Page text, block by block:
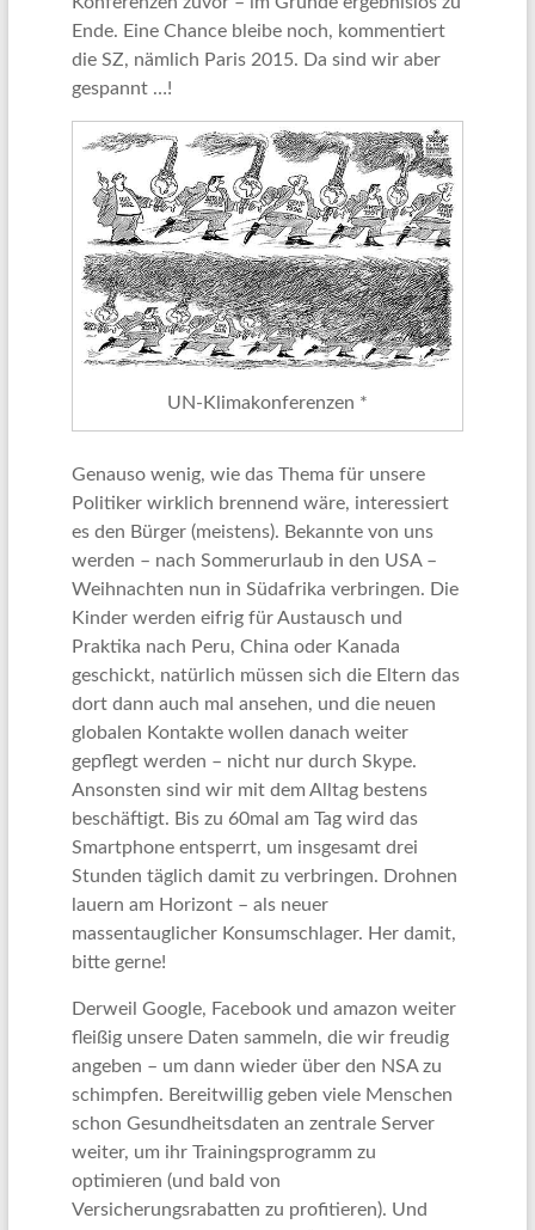
Ende. Eine Chance bleibe noch, kommentiert
die SZ, nämlich Paris 2015. Da sind wir aber
gespannt …!
UN-Klimakonferenzen *
Genauso wenig, wie das Thema für unsere
Politiker wirklich brennend wäre, interessiert
es den Bürger (meistens). Bekannte von uns
werden – nach Sommerurlaub in den USA –
Weihnachten nun in Südafrika verbringen. Die
Kinder werden eifrig für Austausch und
Praktika nach Peru, China oder Kanada
geschickt, natürlich müssen sich die Eltern das
dort dann auch mal ansehen, und die neuen
globalen Kontakte wollen danach weiter
gepflegt werden – nicht nur durch Skype.
Ansonsten sind wir mit dem Alltag bestens
beschäftigt. Bis zu 60mal am Tag wird das
Smartphone entsperrt, um insgesamt drei
Stunden täglich damit zu verbringen. Drohnen
lauern am Horizont – als neuer
massentauglicher Konsumschlager. Her damit,
bitte gerne!
Derweil Google, Facebook und amazon weiter
fleißig unsere Daten sammeln, die wir freudig
angeben – um dann wieder über den NSA zu
schimpfen. Bereitwillig geben viele Menschen
schon Gesundheitsdaten an zentrale Server
weiter, um ihr Trainingsprogramm zu
optimieren (und bald von
Versicherungsrabatten zu profitieren). Und